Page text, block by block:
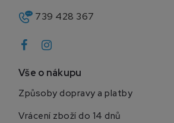
739 428 367
Vše o nákupu
Způsoby dopravy a platby
Vrácení zboží do 14 dnů